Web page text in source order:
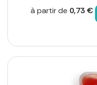
à partir de 0,73 €